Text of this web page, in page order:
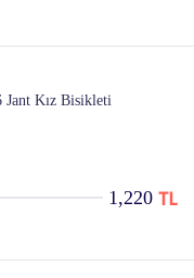
Kız Bisikleti
1,220